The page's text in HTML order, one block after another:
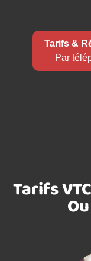
Tarifs &
Par
Tarifs